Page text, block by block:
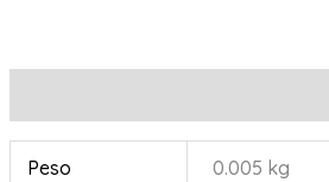
Peso 0.005 kg